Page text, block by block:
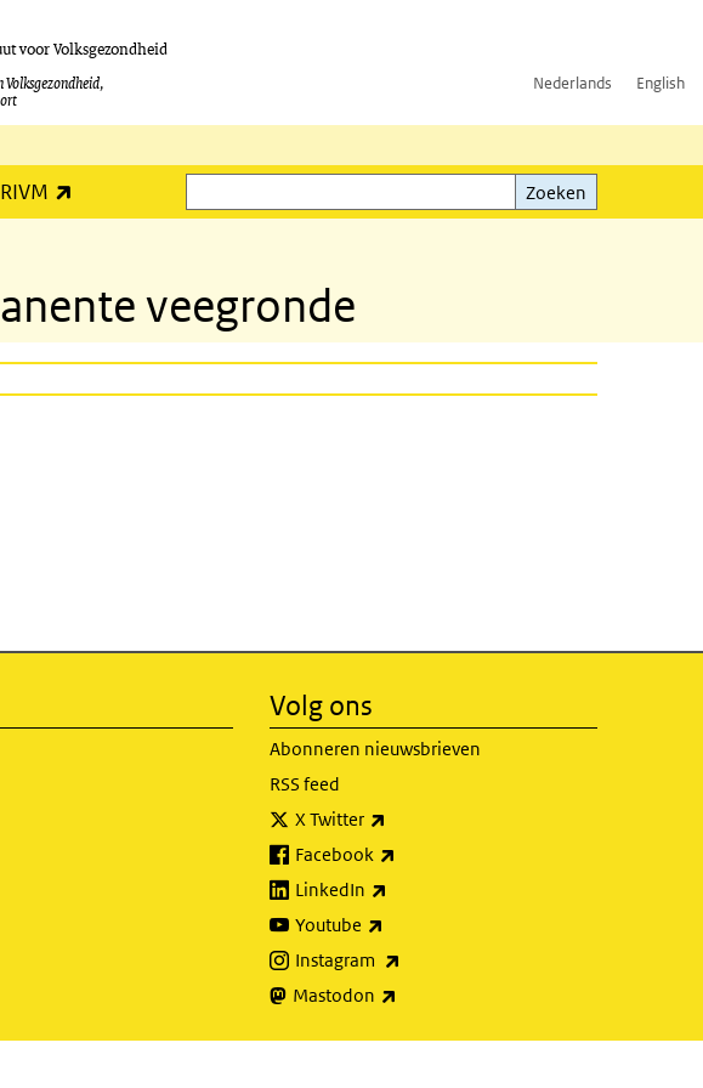
voor Volksgezondheid
Nederlands English
Zoeken
Zoeken
veegronde
Volg ons
Abonneren nieuwsbrieven
RSS feed
X Twitter
Facebook
LinkedIn
Youtube
Instagram
Mastodon